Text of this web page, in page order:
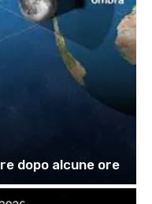
dopo alcune ore